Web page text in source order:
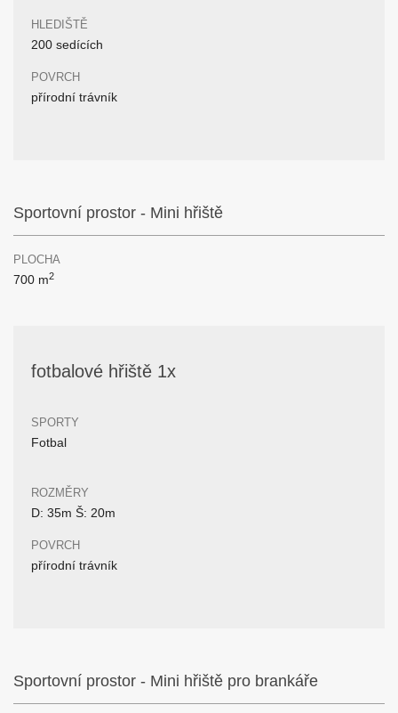
HLEDIŠTĚ
200 sedících
POVRCH
přírodní trávník
Sportovní prostor - Mini hřiště
PLOCHA
700 m2
fotbalové hřiště 1x
SPORTY
Fotbal
ROZMĚRY
D: 35m Š: 20m
POVRCH
přírodní trávník
Sportovní prostor - Mini hřiště pro brankáře